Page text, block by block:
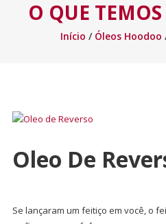
O QUE
Início / Óleos Hoodoo
Oleo De
Se lançaram um feitiço em você, o